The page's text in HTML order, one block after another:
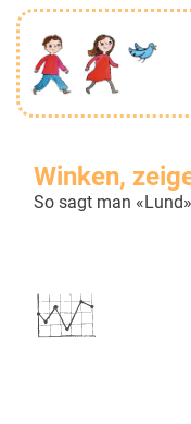
Winken,
So sagt man «Lund»